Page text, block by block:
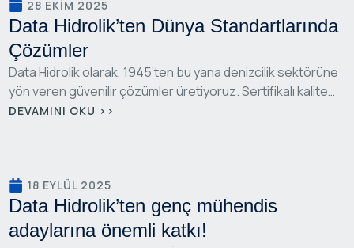
28 EKIM 2025
Data Hidrolik’ten Dünya Standartlarında
Çözümler
Data Hidrolik olarak, 1945’ten bu yana denizcilik sektörüne
yön veren güvenilir çözümler üretiyoruz. Sertifikalı kalite
sistemlerimiz, güçlü mühendislik altyapımız ve müşteri
edilmiş performans, yüksek dayanıklılık, estetik tasarım ve
sürdürülebilir kaliteyi bir arada sunarak, dünya
standartlarında çözüm ortağınız olmayı sürdürüyoruz.
DEVAMINI OKU >>
18 EYLÜL 2025
Data Hidrolik’ten genç mühendis
adaylarına önemli katkı!